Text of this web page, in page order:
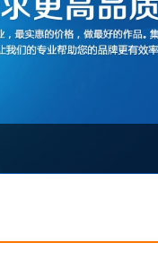
网络营销
微信公众平台
进销存新零售